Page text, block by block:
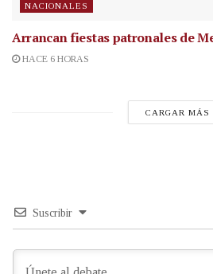
NACIONALES
Arrancan fiestas patronales de
HACE 6 HORAS
CARGAR MÁS
Suscribir